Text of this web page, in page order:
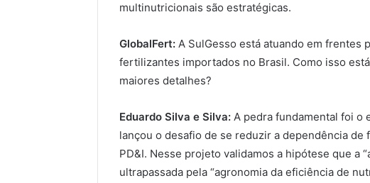
multinutricionais são estratégicas.
GlobalFert: A SulGesso está atuando em frentes
fertilizantes importados no Brasil. Como isso
maiores detalhes?
Eduardo Silva e Silva: A pedra fundamental foi o
lançou o desafio de se reduzir a dependência
PD&I. Nesse projeto validamos a hipótese que a
ultrapassada pela “agronomia da eficiência de